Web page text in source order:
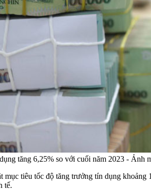
tăng 6,25% so với cuối năm 2023 - Ảnh
mục tiêu tốc độ tăng trưởng tín dụng
tế.